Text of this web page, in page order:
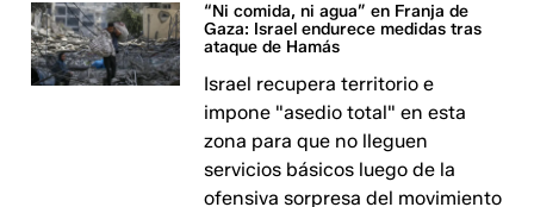
“Ni comida, ni agua” en Franja de
Gaza: Israel endurece medidas tras
ataque de Hamás
Israel recupera territorio e
impone "asedio total" en esta
zona para que no lleguen
servicios básicos luego de la
ofensiva sorpresa del movimiento